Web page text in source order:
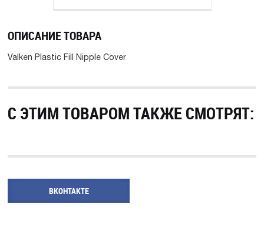
ОПИСАНИЕ ТОВАРА
Valken Plastic Fill Nipple Cover
С ЭТИМ ТОВАРОМ ТАКЖЕ СМОТРЯТ:
ВКОНТАКТЕ